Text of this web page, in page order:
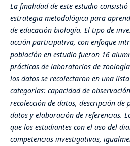
La finalidad de este estudio
estrategia metodológica para
de educación biología. El tipo de
acción participativa, con enfoque
población en estudio fueron 16
prácticas de laboratorios de
los datos se recolectaron en una
categorías: capacidad de
recolección de datos, descripción de
datos y elaboración de referencias.
que los estudiantes con el uso del
competencias investigativas,